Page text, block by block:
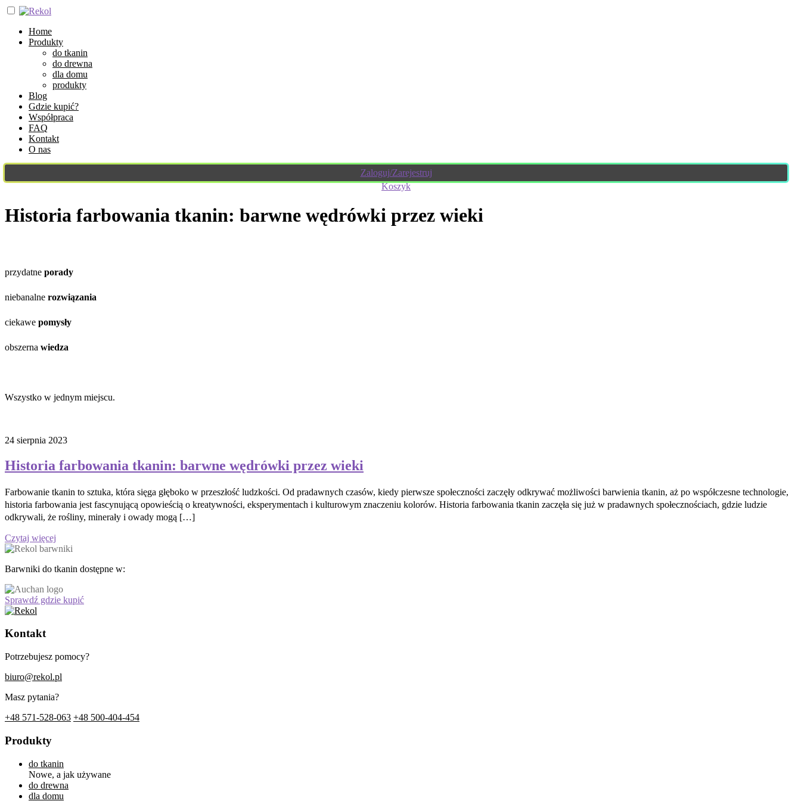
Home
Produkty
do tkanin
do drewna
dla domu
produkty
Blog
Gdzie kupić?
Współpraca
FAQ
Kontakt
O nas
Zaloguj/Zarejestruj
Koszyk
Historia farbowania tkanin: barwne wędrówki przez wieki
przydatne porady
niebanalne rozwiązania
ciekawe pomysły
obszerna wiedza
Wszystko w jednym miejscu.
24 sierpnia 2023
Historia farbowania tkanin: barwne wędrówki przez wieki
Farbowanie tkanin to sztuka, która sięga głęboko w przeszłość ludzkości. Od pradawnych czasów, kiedy pierwsze społeczności zaczęły odkrywać możliwości barwienia tkanin, aż po współczesne technologie,
historia farbowania jest fascynującą opowieścią o kreatywności, eksperymentach i kulturowym znaczeniu kolorów. Historia farbowania tkanin zaczęła się już w pradawnych społecznościach, gdzie ludzie
odkrywali, że rośliny, minerały i owady mogą […]
Czytaj więcej
Barwniki do tkanin dostępne w:
Sprawdź gdzie kupić
Kontakt
Potrzebujesz pomocy?
biuro@rekol.pl
Masz pytania?
+48 571-528-063 +48 500-404-454
Produkty
do tkanin
Nowe, a jak używane
do drewna
dla domu